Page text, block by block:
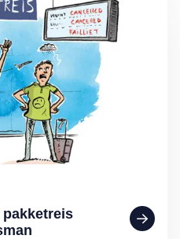
pakketreis